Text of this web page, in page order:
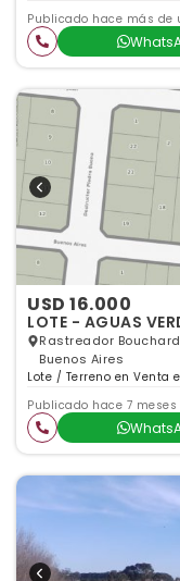
Publicado hace más de
USD 16.000
LOTE - AGUAS
Rastreador
Buenos Aires
Lote / Terreno en Venta
Publicado hace 7 meses